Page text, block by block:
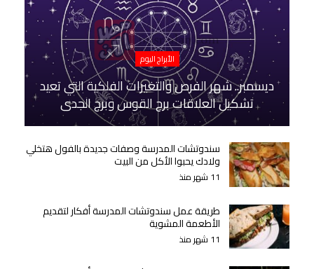
الأبراج اليوم
ديسمبر.. شهر الفرص والتغيرات الفلكية التي تعيد
تشكيل العلاقات برج القوس وبرج الجدي
سندوتشات المدرسة وصفات جديدة بالفول هتخلي
ولادك يحبوا الأكل من البيت
11 شهر منذ
طريقة عمل سندوتشات المدرسة أفكار لتقديم
الأطعمة المشوية
11 شهر منذ